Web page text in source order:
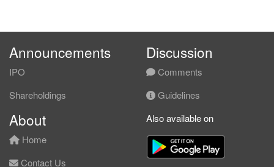
Announcements
IPO
Shareholdings
Discussion
Comments
Guidelines
About
Home
Contact Us
Also available on